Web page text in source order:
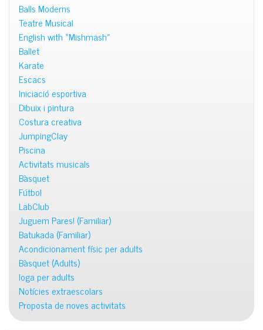
Balls Moderns
Teatre Musical
English with «Mishmash»
Ballet
Karate
Escacs
Iniciació esportiva
Dibuix i pintura
Costura creativa
JumpingClay
Piscina
Activitats musicals
Bàsquet
Fútbol
LabClub
Juguem Pares! (Familiar)
Batukada (Familiar)
Acondicionament físic per adults
Bàsquet (Adults)
Ioga per adults
Notícies extraescolars
Proposta de noves activitats